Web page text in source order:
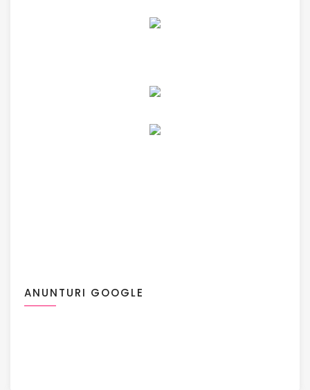
ANUNTURI GOOGLE